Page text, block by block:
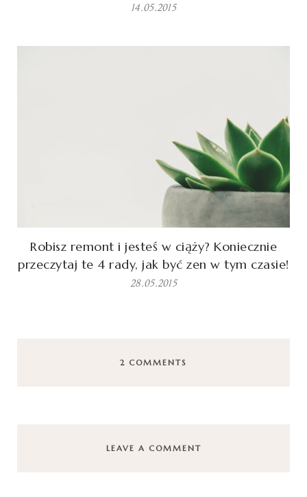
14.05.2015
Robisz remont i jesteś w ciąży? Koniecznie
przeczytaj te 4 rady, jak być zen w tym czasie!
28.05.2015
2 COMMENTS
LEAVE A COMMENT